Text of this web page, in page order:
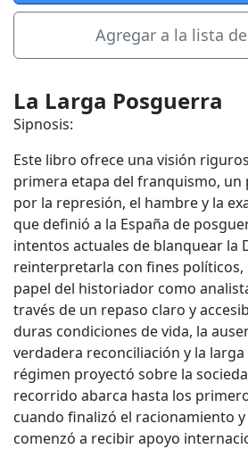
Agregar a la lista
La Larga Posguerra
Sipnosis:
Este libro ofrece una visión
primera etapa del franquismo, un
por la represión, el hambre y la
que definió a la España de
intentos actuales de blanquear la
reinterpretarla con fines políticos,
papel del historiador como
través de un repaso claro y
duras condiciones de vida, la
verdadera reconciliación y la
régimen proyectó sobre la
recorrido abarca hasta los
cuando finalizó el racionamiento
comenzó a recibir apoyo